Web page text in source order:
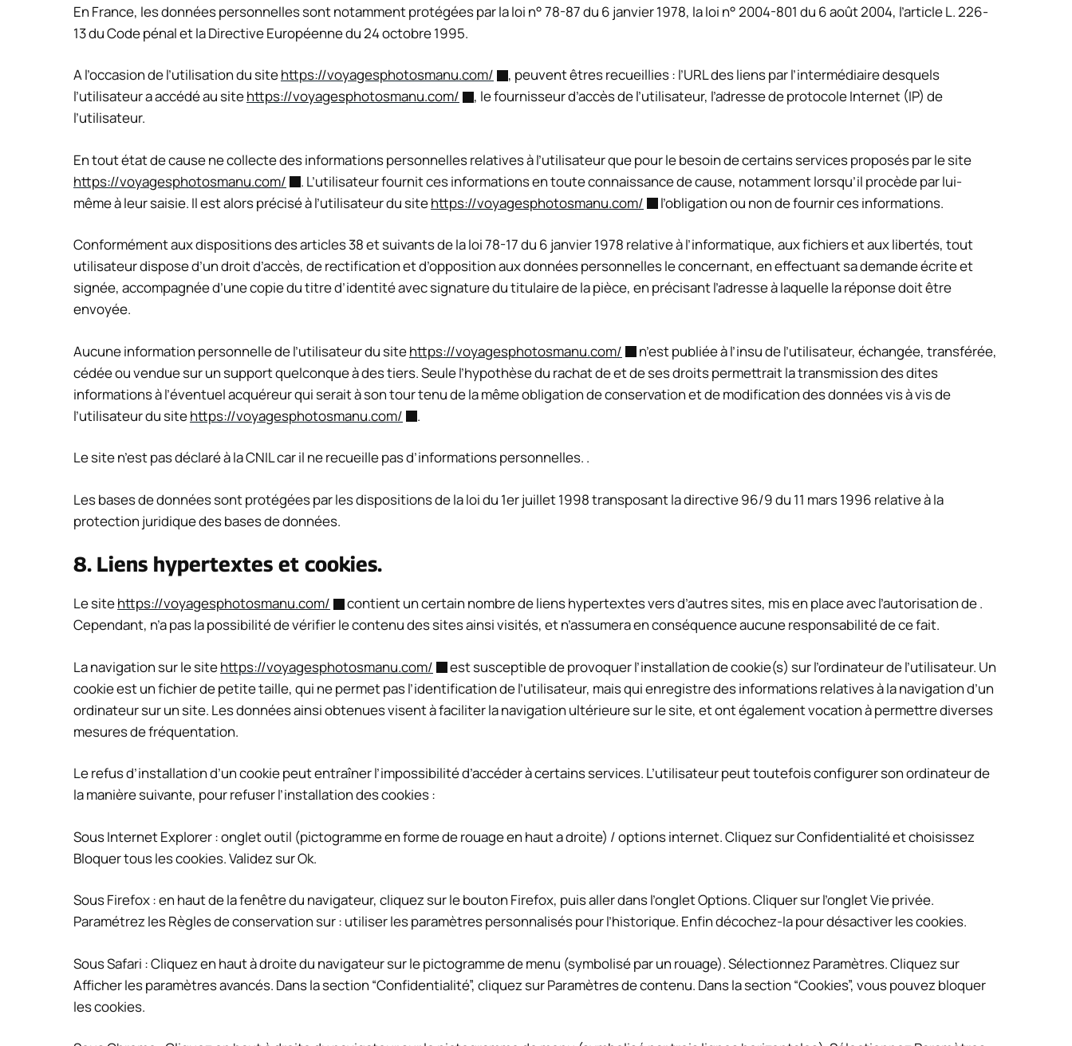
En France, les données personnelles sont notamment protégées par la loi n° 78-87 du 6 janvier 1978, la loi n° 2004-801 du 6 août 2004, l’article L. 226-
13 du Code pénal et la Directive Européenne du 24 octobre 1995.
A l’occasion de l’utilisation du sitehttps://voyagesphotosmanu.com/
, peuvent êtres recueillies : l’URL des liens par l’intermédiaire desquels
l’utilisateur a accédé au sitehttps://voyagesphotosmanu.com/
, le fournisseur d’accès de l’utilisateur, l’adresse de protocole Internet (IP) de
l’utilisateur.
En tout état de cause ne collecte des informations personnelles relatives à l’utilisateur que pour le besoin de certains services proposés par le site
https://voyagesphotosmanu.com/
. L’utilisateur fournit ces informations en toute connaissance de cause, notamment lorsqu’il procède par lui-
même à leur saisie. Il est alors précisé à l’utilisateur du sitehttps://voyagesphotosmanu.com/ l’obligation ou non de fournir ces informations.
Conformément aux dispositions des articles 38 et suivants de la loi 78-17 du 6 janvier 1978 relative à l’informatique, aux fichiers et aux libertés, tout
utilisateur dispose d’un droit d’accès, de rectification et d’opposition aux données personnelles le concernant, en effectuant sa demande écrite et
signée, accompagnée d’une copie du titre d’identité avec signature du titulaire de la pièce, en précisant l’adresse à laquelle la réponse doit être
envoyée.
Aucune information personnelle de l’utilisateur du sitehttps://voyagesphotosmanu.com/
n’est publiée à l’insu de l’utilisateur, échangée, transférée,
cédée ou vendue sur un support quelconque à des tiers. Seule l’hypothèse du rachat de et de ses droits permettrait la transmission des dites
informations à l’éventuel acquéreur qui serait à son tour tenu de la même obligation de conservation et de modification des données vis à vis de
l’utilisateur du sitehttps://voyagesphotosmanu.com/ .
Le site n’est pas déclaré à la CNIL car il ne recueille pas d’informations personnelles. .
Les bases de données sont protégées par les dispositions de la loi du 1er juillet 1998 transposant la directive 96/9 du 11 mars 1996 relative à la
protection juridique des bases de données.
8. Liens hypertextes et cookies.
Le sitehttps://voyagesphotosmanu.com/
contient un certain nombre de liens hypertextes vers d’autres sites, mis en place avec l’autorisation de .
Cependant, n’a pas la possibilité de vérifier le contenu des sites ainsi visités, et n’assumera en conséquence aucune responsabilité de ce fait.
La navigation sur le sitehttps://voyagesphotosmanu.com/
est susceptible de provoquer l’installation de cookie(s) sur l’ordinateur de l’utilisateur. Un
cookie est un fichier de petite taille, qui ne permet pas l’identification de l’utilisateur, mais qui enregistre des informations relatives à la navigation d’un
ordinateur sur un site. Les données ainsi obtenues visent à faciliter la navigation ultérieure sur le site, et ont également vocation à permettre diverses
mesures de fréquentation.
Le refus d’installation d’un cookie peut entraîner l’impossibilité d’accéder à certains services. L’utilisateur peut toutefois configurer son ordinateur de
la manière suivante, pour refuser l’installation des cookies :
Sous Internet Explorer : onglet outil (pictogramme en forme de rouage en haut a droite) / options internet. Cliquez sur Confidentialité et choisissez
Bloquer tous les cookies. Validez sur Ok.
Sous Firefox : en haut de la fenêtre du navigateur, cliquez sur le bouton Firefox, puis aller dans l’onglet Options. Cliquer sur l’onglet Vie privée.
Paramétrez les Règles de conservation sur : utiliser les paramètres personnalisés pour l’historique. Enfin décochez-la pour désactiver les cookies.
Sous Safari : Cliquez en haut à droite du navigateur sur le pictogramme de menu (symbolisé par un rouage). Sélectionnez Paramètres. Cliquez sur
Afficher les paramètres avancés. Dans la section “Confidentialité”, cliquez sur Paramètres de contenu. Dans la section “Cookies”, vous pouvez bloquer
les cookies.